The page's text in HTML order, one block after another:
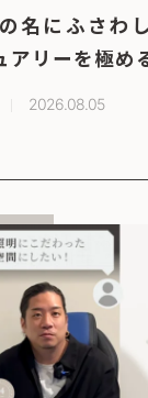
名にふさわ
アリーを極め
2026.08.05